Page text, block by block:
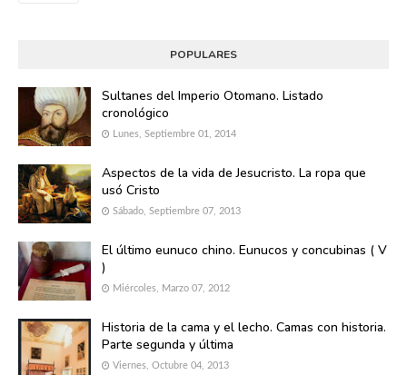
POPULARES
Sultanes del Imperio Otomano. Listado
cronológico
Lunes, Septiembre 01, 2014
Aspectos de la vida de Jesucristo. La ropa que
usó Cristo
Sábado, Septiembre 07, 2013
El último eunuco chino. Eunucos y concubinas ( V
)
Miércoles, Marzo 07, 2012
Historia de la cama y el lecho. Camas con historia.
Parte segunda y última
Viernes, Octubre 04, 2013